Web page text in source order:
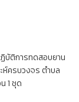
บัติการทดสอบยาน
ครบวงจร ตำบล
1 ชุด